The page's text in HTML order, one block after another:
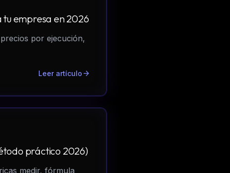
empresa en 2026
por ejecución,
Leer artículo arrow_forward
práctico 2026)
medir, fórmula